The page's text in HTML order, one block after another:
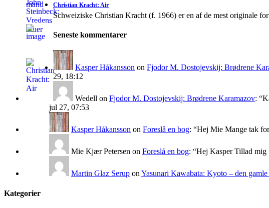
Christian Kracht: Air
Schweiziske Christian Kracht (f. 1966) er en af de mest originale
Seneste kommentarer
Kasper Håkansson on Fjodor M. Dostojevskij: Brødrene
29, 18:12
Wedell on Fjodor M. Dostojevskij: Brødrene Karamazov: “
jul 27, 07:53
Kasper Håkansson on Foreslå en bog: “Hej Mie Mange tak
Mie Kjær Petersen on Foreslå en bog: “Hej Kasper Tillad mig
Martin Glaz Serup onYasunari Kawabata: Kyoto – den
Kategorier